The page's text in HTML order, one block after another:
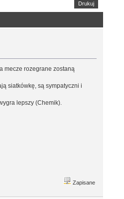
Drukuj
mecze rozegrane zostaną
siatkówkę, są sympatyczni i
lepszy (Chemik).
Zapisane